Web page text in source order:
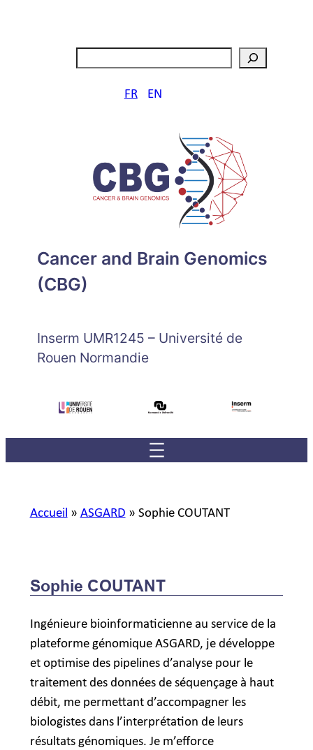
FR EN
Cancer and Brain Genomics
(CBG)
Inserm UMR1245 – Université de
Rouen Normandie
Accueil » ASGARD » Sophie COUTANT
Sophie COUTANT
Ingénieure bioinformaticienne au service de la
plateforme génomique ASGARD, je développe
et optimise des pipelines d’analyse pour le
traitement des données de séquençage à haut
débit, me permettant d’accompagner les
biologistes dans l’interprétation de leurs
résultats génomiques. Je m’efforce